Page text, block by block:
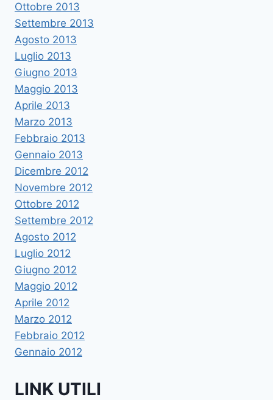
Ottobre 2013
Settembre 2013
Agosto 2013
Luglio 2013
Giugno 2013
Maggio 2013
Aprile 2013
Marzo 2013
Febbraio 2013
Gennaio 2013
Dicembre 2012
Novembre 2012
Ottobre 2012
Settembre 2012
Agosto 2012
Luglio 2012
Giugno 2012
Maggio 2012
Aprile 2012
Marzo 2012
Febbraio 2012
Gennaio 2012
LINK UTILI